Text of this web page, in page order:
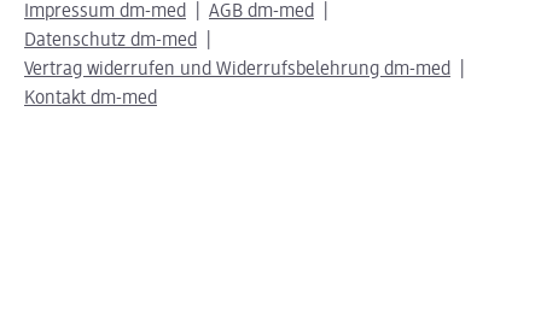
Impressum dm-med
AGB dm-med
Datenschutz dm-med
Vertrag widerrufen und Widerrufsbelehrung dm-med
Kontakt dm-med